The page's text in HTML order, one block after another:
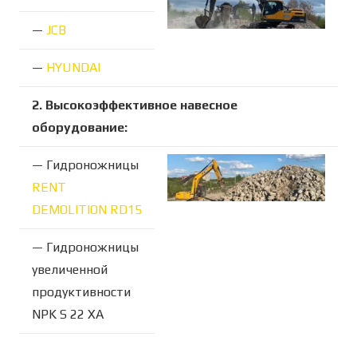
— JCB
— HYUNDAI
2. Высокоэффективное навесное
оборудование:
— Гидроножницы
RENT
DEMOLITION RD15
— Гидроножницы
увеличенной
продуктивности
NPK S 22 XA